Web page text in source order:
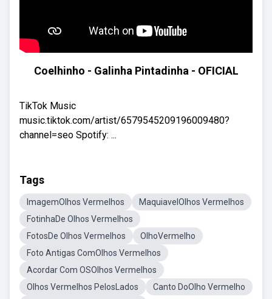
Coelhinho - Galinha Pintadinha - OFICIAL
TikTok Music
music.tiktok.com/artist/6579545209196009480?
channel=seo Spotify: ...
Tags
ImagemOlhos Vermelhos
MaquiavelOlhos Vermelhos
FotinhaDe Olhos Vermelhos
FotosDe Olhos Vermelhos
OlhoVermelho
Foto Antigas ComOlhos Vermelhos
Acordar Com OSOlhos Vermelhos
Olhos Vermelhos PelosLados
Canto DoOlho Vermelho